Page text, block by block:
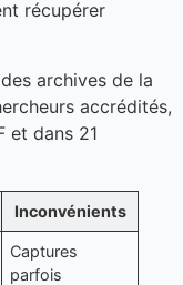
récupérer
archives de la
accrédités,
et dans 21
Inconvénients
Captures
parfois